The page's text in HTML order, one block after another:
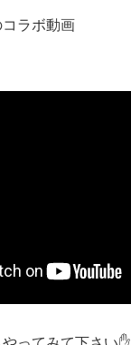
ラボ動画